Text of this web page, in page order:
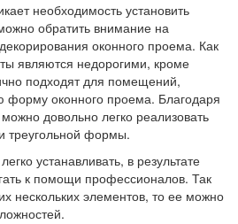
необходимость установить
обратить внимание на
оконного проема. Как
являются недорогими, кроме
подходят для помещений,
оконного проема. Благодаря
довольно легко реализовать
треугольной формы.
устанавливать, в результате
к помощи профессионалов. Так
нескольких элементов, то ее можно